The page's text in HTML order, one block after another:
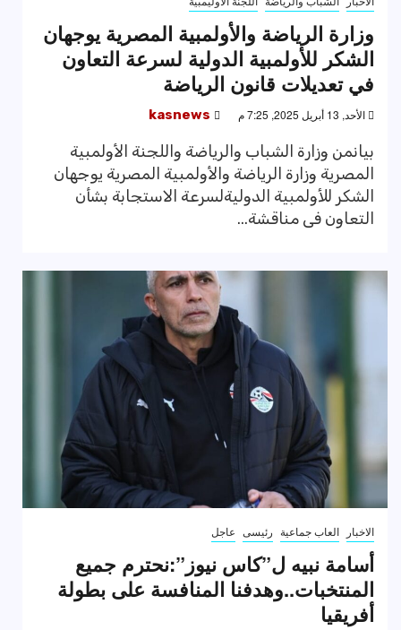
وزارة الرياضة والأولمبية المصرية يوجهان
الشكر للأولمبية الدولية لسرعة التعاون
في تعديلات قانون الرياضة
الأحد, 13 أبريل 2025, 7:25 م kasnews
بيانمن وزارة الشباب والرياضة واللجنة الأولمبية
المصرية وزارة الرياضة والأولمبية المصرية يوجهان
الشكر للأولمبية الدوليةلسرعة الاستجابة بشأن
التعاون فى مناقشة...
الاخبار العاب جماعية رئيسى عاجل
أسامة نبيه ل”كاس نيوز”:نحترم جميع
المنتخبات..وهدفنا المنافسة على بطولة
أفريقيا